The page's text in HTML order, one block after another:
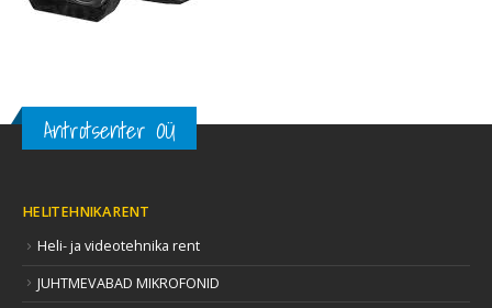
Antrotsenter OÜ
HELITEHNIKA RENT
Heli- ja videotehnika rent
JUHTMEVABAD MIKROFONID